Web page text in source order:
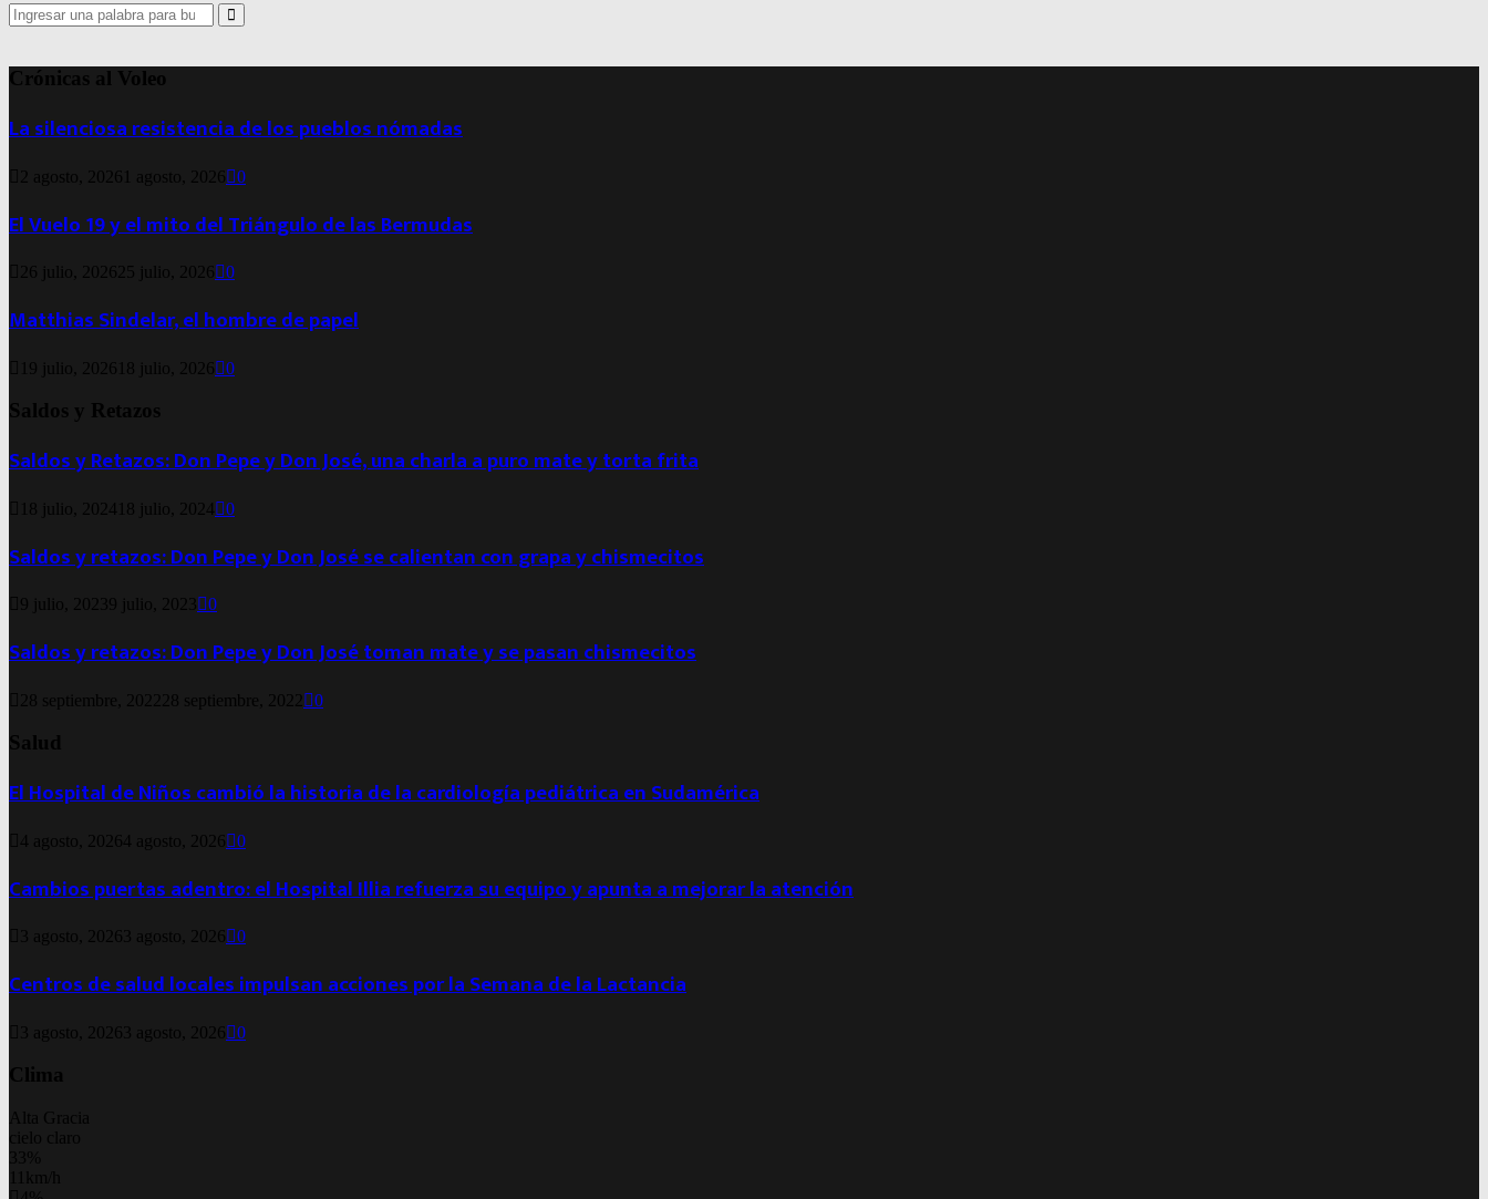
Search
for:
Search
Crónicas al Voleo
La silenciosa resistencia de los pueblos nómadas
2 agosto, 2026 1 agosto, 2026 0
El Vuelo 19 y el mito del Triángulo de las Bermudas
26 julio, 2026 25 julio, 2026 0
Matthias Sindelar, el hombre de papel
19 julio, 2026 18 julio, 2026 0
Saldos y Retazos
Saldos y Retazos: Don Pepe y Don José, una charla a puro mate y torta frita
18 julio, 2024 18 julio, 2024 0
Saldos y retazos: Don Pepe y Don José se calientan con grapa y chismecitos
9 julio, 20239 julio, 2023 0
Saldos y retazos: Don Pepe y Don José toman mate y se pasan chismecitos
28 septiembre, 2022 28 septiembre, 2022 0
Salud
El Hospital de Niños cambió la historia de la cardiología pediátrica en Sudamérica
4 agosto, 20264 agosto, 2026 0
Cambios puertas adentro: el Hospital Illia refuerza su equipo y apunta a mejorar la atención
3 agosto, 2026 3 agosto, 2026 0
Centros de salud locales impulsan acciones por la Semana de la Lactancia
3 agosto, 2026 3 agosto, 2026 0
Clima
Alta Gracia
cielo claro
33%
11km/h